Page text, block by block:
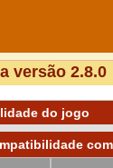
versão 2.8.0
do jogo